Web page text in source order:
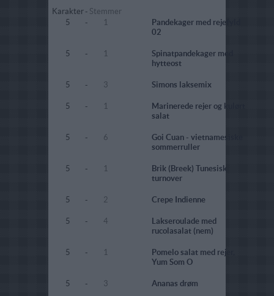
Karakter - Stemmer
5
- 1
Pandekager med rejefyld
02
5 - 1
Spinatpandekager med
hytteost
5 - 3 Simons laksemix
5 - 1
Marinerede rejer og kulørt
salat
5 - 6
Goi Cuan - vietnamesiske
sommerruller
5 - 1
Brik (Breek) Tunesisk
turnover
5 - 2 Crepe Indienne
5 - 4
Lakseroulade med
rucolasalat (nem)
5 - 1
Pomelo salat med rejer,
Yum Som O
5 - 3 Ananas drøm